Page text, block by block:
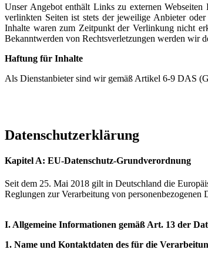
Unser Angebot enthält Links zu externen
verlinkten Seiten ist stets der jeweilige Anbieter
Inhalte waren zum Zeitpunkt der Verlinkung nicht
Bekanntwerden von Rechtsverletzungen werden wir
Haftung für Inhalte
Als Dienstanbieter sind wir gemäß Artikel 6-9 DAS
Datenschutzerklärung
Kapitel A: EU-Datenschutz-Grundverordnung
Seit dem 25. Mai 2018 gilt in Deutschland die
Reglungen zur Verarbeitung von personenbezogenen
I. Allgemeine Informationen gemäß Art. 13 der
1. Name und Kontaktdaten des für die